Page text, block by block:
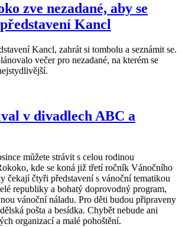
zve nezadané, aby se
Kancl
Kancl, zahrát si tombolu a seznámit se.
večer pro nezadané, na kterém se
v divadlech ABC a
můžete strávit s celou rodinou
kde se koná již třetí ročník Vánočního
čekají čtyři představení s vánoční tematikou
republiky a bohatý doprovodný program,
vánoční náladu. Pro děti budou připraveny
pošta a besídka. Chybět nebude ani
organizací a malé pohoštění.